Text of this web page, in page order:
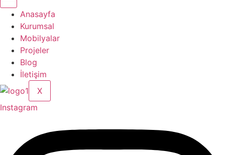
Anasayfa
Kurumsal
Mobilyalar
Projeler
Blog
İletişim
X
Instagram